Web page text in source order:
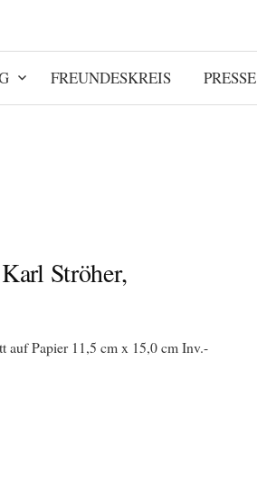
FREUNDESKREIS PRESSE
Ströher,
auf Papier 11,5 cm x 15,0 cm Inv.-